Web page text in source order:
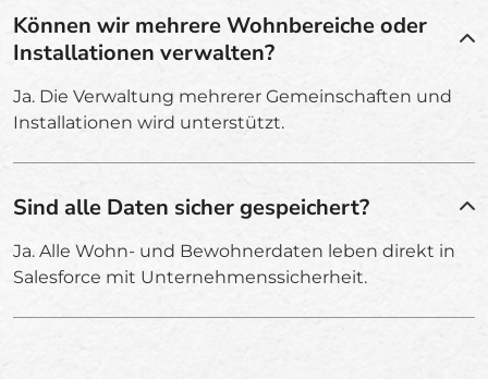
Können wir mehrere Wohnbereiche oder
Installationen verwalten?
Ja. Die Verwaltung mehrerer Gemeinschaften und
Installationen wird unterstützt.
Sind alle Daten sicher gespeichert?
Ja. Alle Wohn- und Bewohnerdaten leben direkt in
Salesforce mit Unternehmenssicherheit.